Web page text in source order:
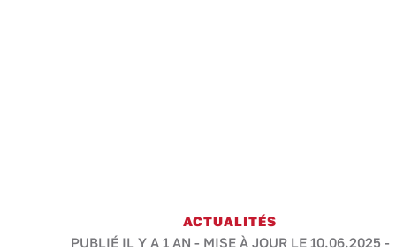
ACTUALITÉS
PUBLIÉ IL Y A 1 AN - MISE À JOUR LE 10.06.2025 -